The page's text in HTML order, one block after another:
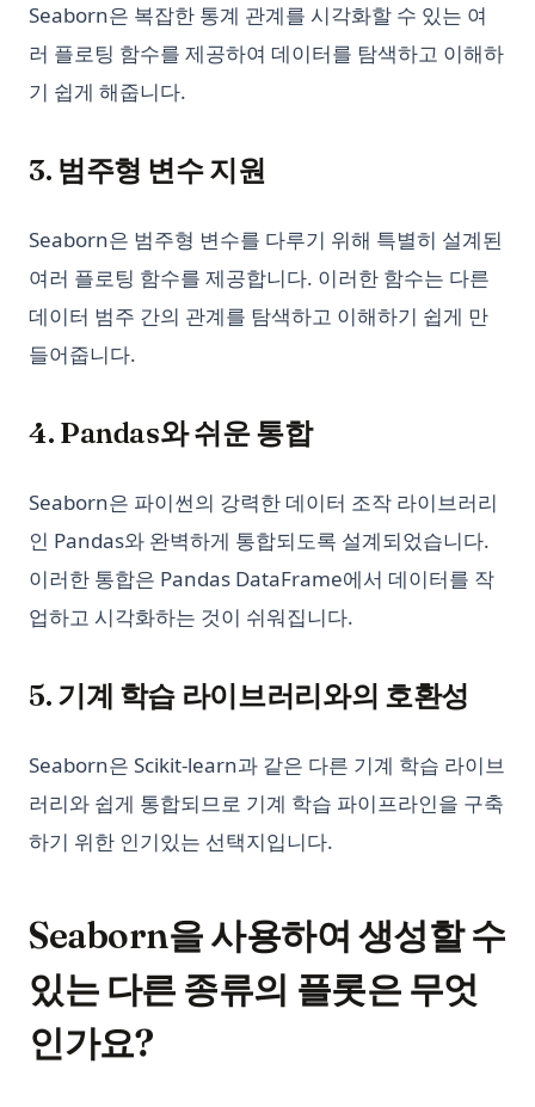
Seaborn은 복잡한 통계 관계를 시각화할 수 있는 여
러 플로팅 함수를 제공하여 데이터를 탐색하고 이해하
기 쉽게 해줍니다.
3. 범주형 변수 지원
Seaborn은 범주형 변수를 다루기 위해 특별히 설계된
여러 플로팅 함수를 제공합니다. 이러한 함수는 다른
데이터 범주 간의 관계를 탐색하고 이해하기 쉽게 만
들어줍니다.
4. Pandas와 쉬운 통합
Seaborn은 파이썬의 강력한 데이터 조작 라이브러리
인 Pandas와 완벽하게 통합되도록 설계되었습니다.
이러한 통합은 Pandas DataFrame에서 데이터를 작
업하고 시각화하는 것이 쉬워집니다.
5. 기계 학습 라이브러리와의 호환성
Seaborn은 Scikit-learn과 같은 다른 기계 학습 라이브
러리와 쉽게 통합되므로 기계 학습 파이프라인을 구축
하기 위한 인기있는 선택지입니다.
Seaborn을 사용하여 생성할 수
있는 다른 종류의 플롯은 무엇
인가요?